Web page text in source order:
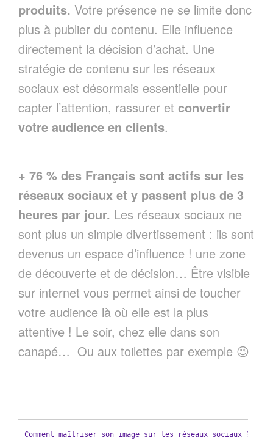
produits. Votre présence ne se limite donc
plus à publier du contenu. Elle influence
directement la décision d’achat. Une
stratégie de contenu sur les réseaux
sociaux est désormais essentielle pour
capter l’attention, rassurer et convertir
votre audience en clients.
+ 76 % des Français sont actifs sur les
réseaux sociaux et y passent plus de 3
heures par jour. Les réseaux sociaux ne
sont plus un simple divertissement : ils sont
devenus un espace d’influence ! une zone
de découverte et de décision… Être visible
sur internet vous permet ainsi de toucher
votre audience là où elle est la plus
attentive ! Le soir, chez elle dans son
canapé… Ou aux toilettes par exemple 😉
Comment maîtriser son image sur les réseaux sociaux ?